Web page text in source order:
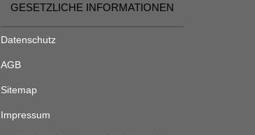
GESETZLICHE INFORMATIONEN
Datenschutz
AGB
Sitemap
Impressum